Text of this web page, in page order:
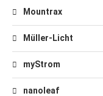
Mountrax
Müller-Licht
myStrom
nanoleaf